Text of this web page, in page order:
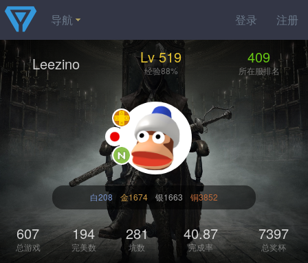
登录 注册
导航
Leezino Lv 519
经验88%
409
所在服排名
白208 金1674 银1663 铜3852
607
总游戏
194
完美数
281
坑数
40.87
完成率
7397
总奖杯